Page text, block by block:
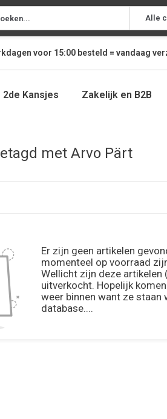
Alle
voor 15:00besteld = vandaag
2de Kansjes Zakelijk en B2B
met Arvo Pärt
Er zijn geen artikelen
momenteel op voorraad
Wellicht zijn deze artikelen
uitverkocht. Hopelijk
weer binnen want ze staan
database....